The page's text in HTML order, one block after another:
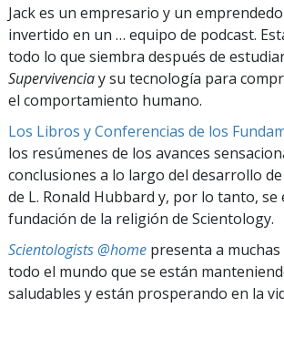
Jack es un empresario y un
invertido en un … equipo de podcast.
todo lo que siembra después de
Supervivenciay su tecnología para
el comportamiento humano.
Los Libros y Conferencias de los
los resúmenes de los avances
conclusiones a lo largo del desarrollo
de L. Ronald Hubbard y, por lo tanto, se
fundación de la religión de Scientology.
Scientologists @home presenta a
todo el mundo que se están
saludables y están prosperando en la